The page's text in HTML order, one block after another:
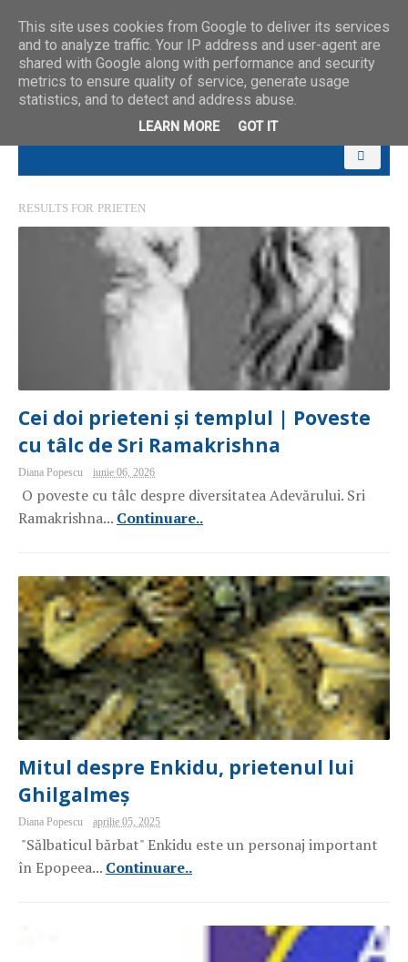
RESULTS FOR PRIETEN
Cei doi prieteni și templul | Poveste
cu tâlc de Sri Ramakrishna
Diana Popescu iunie 06, 2026
O poveste cu tâlc despre diversitatea Adevărului. Sri
Ramakrishna... Continuare..
Mitul despre Enkidu, prietenul lui
Ghilgalmeș
Diana Popescu aprilie 05, 2025
"Sălbaticul bărbat" Enkidu este un personaj important
în Epopeea... Continuare..
This site uses cookies from Google to deliver its services
and to analyze traffic. Your IP address and user-agent are
shared with Google along with performance and security
metrics to ensure quality of service, generate usage
statistics, and to detect and address abuse.
LEARN MORE GOT IT